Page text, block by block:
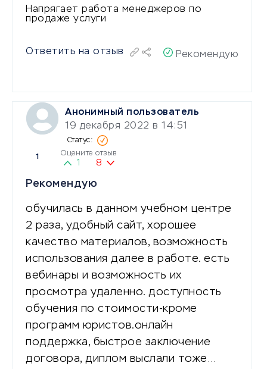
Напрягает работа менеджеров по
продаже услуги
Ответить на отзыв Рекомендую
Анонимный пользователь
19 декабря 2022 в 14:51
1 Оцените отзыв
1 8
Рекомендую
обучилась в данном учебном центре
2 раза, удобный сайт, хорошее
качество материалов, возможность
использования далее в работе. есть
вебинары и возможность их
просмотра удаленно. доступность
обучения по стоимости-кроме
программ юристов.онлайн
поддержка, быстрое заключение
договора, диплом выслали тоже…